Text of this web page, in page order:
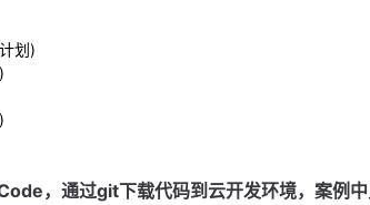
划)
)
‌)
，通过git下载代码到云开发环境，案例